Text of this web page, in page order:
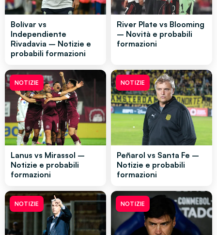
Bolívar vs
Independiente
Rivadavia – Notizie e
probabili formazioni
River Plate vs Blooming
– Novità e probabili
formazioni
NOTIZIE
Lanus vs Mirassol –
Notizie e probabili
formazioni
NOTIZIE
Peñarol vs Santa Fe –
Notizie e probabili
formazioni
NOTIZIE NOTIZIE